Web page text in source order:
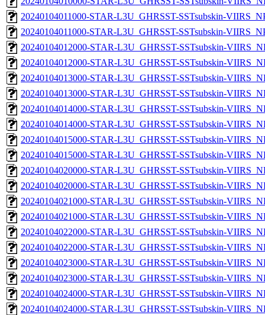
20240104011000-STAR-L3U_GHRSST-SSTsubskin-
20240104011000-STAR-L3U_GHRSST-SSTsubskin-
20240104012000-STAR-L3U_GHRSST-SSTsubskin-
20240104012000-STAR-L3U_GHRSST-SSTsubskin-
20240104013000-STAR-L3U_GHRSST-SSTsubskin-
20240104013000-STAR-L3U_GHRSST-SSTsubskin-
20240104014000-STAR-L3U_GHRSST-SSTsubskin-
20240104014000-STAR-L3U_GHRSST-SSTsubskin-
20240104015000-STAR-L3U_GHRSST-SSTsubskin-
20240104015000-STAR-L3U_GHRSST-SSTsubskin-
20240104020000-STAR-L3U_GHRSST-SSTsubskin-
20240104020000-STAR-L3U_GHRSST-SSTsubskin-
20240104021000-STAR-L3U_GHRSST-SSTsubskin-
20240104021000-STAR-L3U_GHRSST-SSTsubskin-
20240104022000-STAR-L3U_GHRSST-SSTsubskin-
20240104022000-STAR-L3U_GHRSST-SSTsubskin-
20240104023000-STAR-L3U_GHRSST-SSTsubskin-
20240104023000-STAR-L3U_GHRSST-SSTsubskin-
20240104024000-STAR-L3U_GHRSST-SSTsubskin-
20240104024000-STAR-L3U_GHRSST-SSTsubskin-